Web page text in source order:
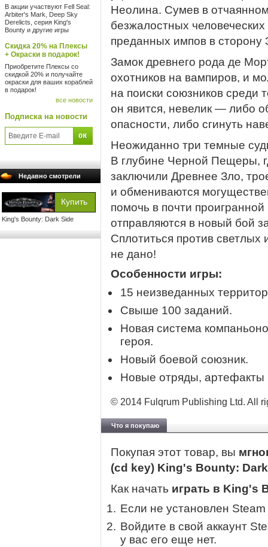
В акции участвуют Fell Seal:
Arbiter's Mark, Deep Sky
Derelicts, серия King's
Bounty и другие игры
Скидка 20% на Плексы
+ Окраски в подарок!
Приобретите Плексы со
скидкой 20% и получайте
окраски для ваших кораблей
в подарок!
все новости
Подписка на новости
Недавно смотрели
King's Bounty: Dark Side
Неолина. Сумев в
безжалостных человеческих
преданных импов в сторону
Замок древнего рода де
охотников на вампиров, и
на поиски союзников среди
он явится, невелик — либо
опасности, либо сгинуть
Неожиданно три темные
В глубине Черной Пещеры,
заключили Древнее Зло,
и обмениваются
помочь в почти
отправляются в новый бой
Сплотиться против светлых
не дано!
Особенности игры:
15 неизведанных
Свыше 100 заданий.
Новая система
героя.
Новый боевой союзник.
Новые отряды, артефакты
© 2014 Fulqrum Publishing Ltd. All
Что я покупаю
Покупая этот товар, вы
(cd key) King's Bounty:
Как начать играть в King's
Если не установлен
Войдите в свой аккаунт
у вас его еще нет.